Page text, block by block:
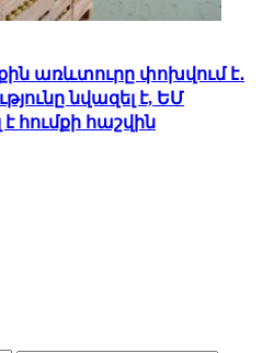
առևտուրը փոխվում է․
նվազել է, ԵՄ
հումքի հաշվին